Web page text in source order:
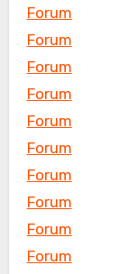
Forum
Forum
Forum
Forum
Forum
Forum
Forum
Forum
Forum
Forum